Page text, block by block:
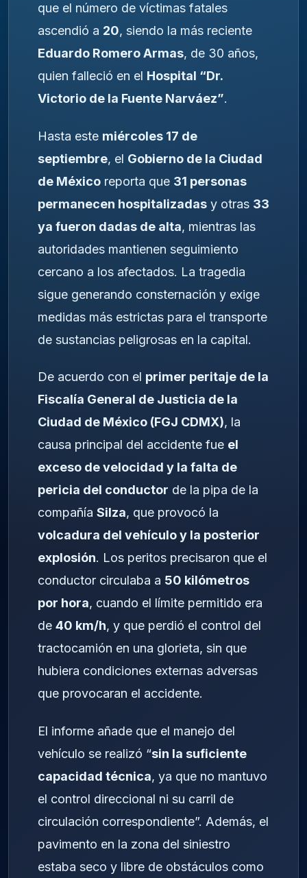
que el número de víctimas fatales
ascendió a 20, siendo la más reciente
Eduardo Romero Armas, de 30 años,
quien falleció en el Hospital “Dr.
Victorio de la Fuente Narváez”.
Hasta este miércoles 17 de
septiembre, el Gobierno de la Ciudad
de México reporta que 31 personas
permanecen hospitalizadas y otras 33
ya fueron dadas de alta, mientras las
autoridades mantienen seguimiento
cercano a los afectados. La tragedia
sigue generando consternación y exige
medidas más estrictas para el transporte
de sustancias peligrosas en la capital.
De acuerdo con el primer peritaje de la
Fiscalía General de Justicia de la
Ciudad de México (FGJ CDMX), la
causa principal del accidente fue el
exceso de velocidad y la falta de
pericia del conductor de la pipa de la
compañía Silza, que provocó la
volcadura del vehículo y la posterior
explosión. Los peritos precisaron que el
conductor circulaba a 50 kilómetros
por hora, cuando el límite permitido era
de 40 km/h, y que perdió el control del
tractocamión en una glorieta, sin que
hubiera condiciones externas adversas
que provocaran el accidente.
El informe añade que el manejo del
vehículo se realizó “sin la suficiente
capacidad técnica, ya que no mantuvo
el control direccional ni su carril de
circulación correspondiente”. Además, el
pavimento en la zona del siniestro
estaba seco y libre de obstáculos como